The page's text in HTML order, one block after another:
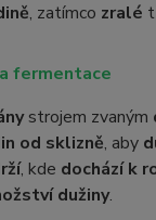
, zatímco zralé
fermentace
strojem zvaným
od sklizně, aby
, kde dochází k
dužiny.